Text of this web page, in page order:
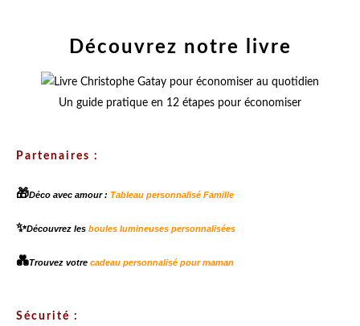
Découvrez notre livre
Un guide pratique en 12 étapes pour économiser
Partenaires :
🎁Déco avec amour : Tableau personnalisé Famille
✨Découvrez les boules lumineuses personnalisées
💑Trouvez votre cadeau personnalisé pour maman
Sécurité :